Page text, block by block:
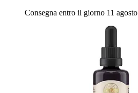
Consegna entro il giorno 11 agosto